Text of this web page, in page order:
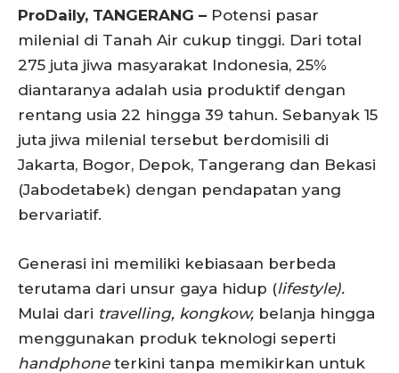
ProDaily, TANGERANG – Potensi pasar
milenial di Tanah Air cukup tinggi. Dari total
275 juta jiwa masyarakat Indonesia, 25%
diantaranya adalah usia produktif dengan
rentang usia 22 hingga 39 tahun. Sebanyak 15
juta jiwa milenial tersebut berdomisili di
Jakarta, Bogor, Depok, Tangerang dan Bekasi
(Jabodetabek) dengan pendapatan yang
bervariatif.
Generasi ini memiliki kebiasaan berbeda
terutama dari unsur gaya hidup (lifestyle).
Mulai dari travelling, kongkow, belanja hingga
menggunakan produk teknologi seperti
handphoneterkini tanpa memikirkan untuk